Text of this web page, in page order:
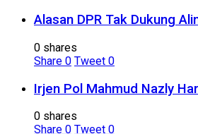
Alasan DPR Tak Dukung
0 shares
Share 0 Tweet 0
Irjen Pol Mahmud Nazly
0 shares
Share 0 Tweet 0